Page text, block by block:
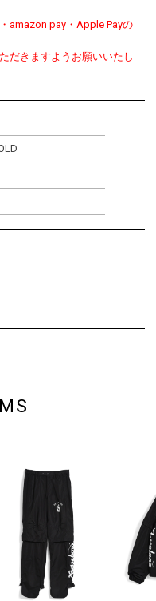
amazon pay・Apple Payの
だきますようお願いいたし